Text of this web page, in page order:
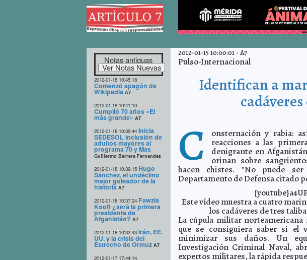
Notas antiguas
2012-01-18 10:45:18
Comenzó apagón de
Wikipedia A7
2012-01-18 10:41:10
Cumplió 70 años «El
más grande» A7
2012-01-18 10:39:44 Inicia
SEDESOL inclusión de
adultos mayores al
programa 70 y Mas
Guillermo Barrera Fernandez
2012-01-18 10:39:15 Hugo
Sánchez, el undécimo
mejor goleador de la
historia A7
2012-01-18 10:37:24 Fawzia
Koofi ¿será la primera
presidenta de
Afganistán? A7
2012-01-18 10:33:43 Irán, EE.
UU. y la crisis del
Estrecho de Ormuz A7
2012-01-17 17:44:14
2012-01-15 10:00:01-A7
Pulso-Internacional
Identifican a
C onsternación y rabia:
reacciones a las
denigrante en
orinan sobre
hacen chistes. "No puede
Departamento de Defensa citado
Este vídeo muestra a cuatro
los cadáveres de tres
La cúpula militar
que se consiguiera saber si el
minimizar sus daños. Un
Investigación Criminal Naval,
expertos militares, la rápida